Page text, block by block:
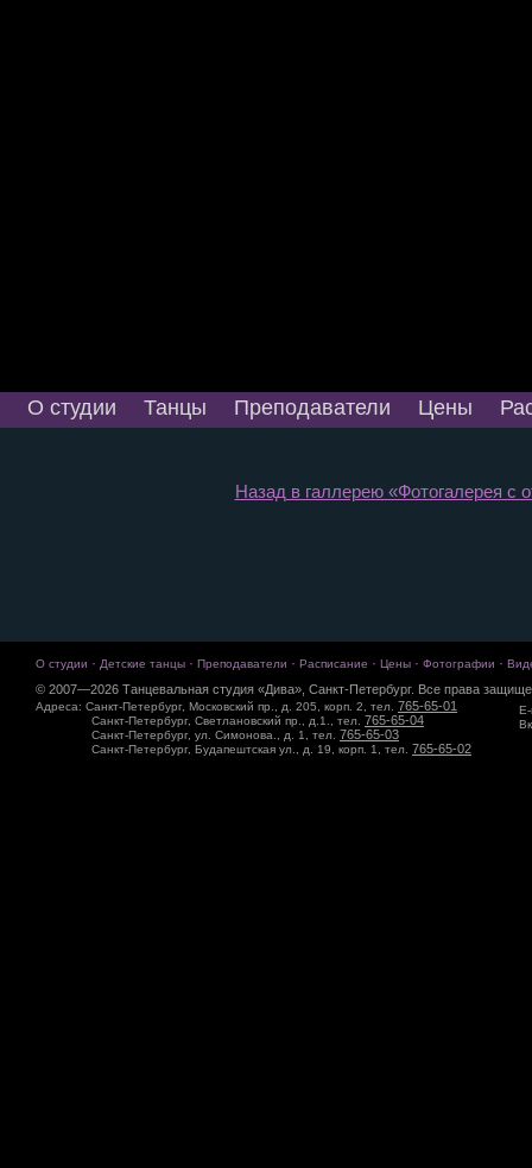
О студии Танцы Преподаватели Цены
Назад в галлерею «Фотогалерея с
О студии · Детские танцы · Преподаватели · Расписание · Цены · Фотографии ·
© 2007—2026 Танцевальная студия «Дива», Санкт-Петербург. Все права
Адреса: Санкт-Петербург, Московский пр., д. 205, корп. 2, тел. 765-65-01
Санкт-Петербург, Светлановский пр., д.1., тел. 765-65-04
Санкт-Петербург, ул. Симонова., д. 1, тел. 765-65-03
Санкт-Петербург, Будапештская ул., д. 19, корп. 1, тел. 765-65-02